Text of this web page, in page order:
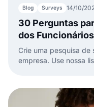
Blog Surveys 14/10/
30 Perguntas
dos Funcionários
Crie uma pesquisa
empresa. Use nossa